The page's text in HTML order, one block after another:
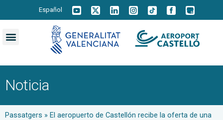
Español
Noticia
Passatgers » El aeropuerto de Castellón recibe la oferta de una